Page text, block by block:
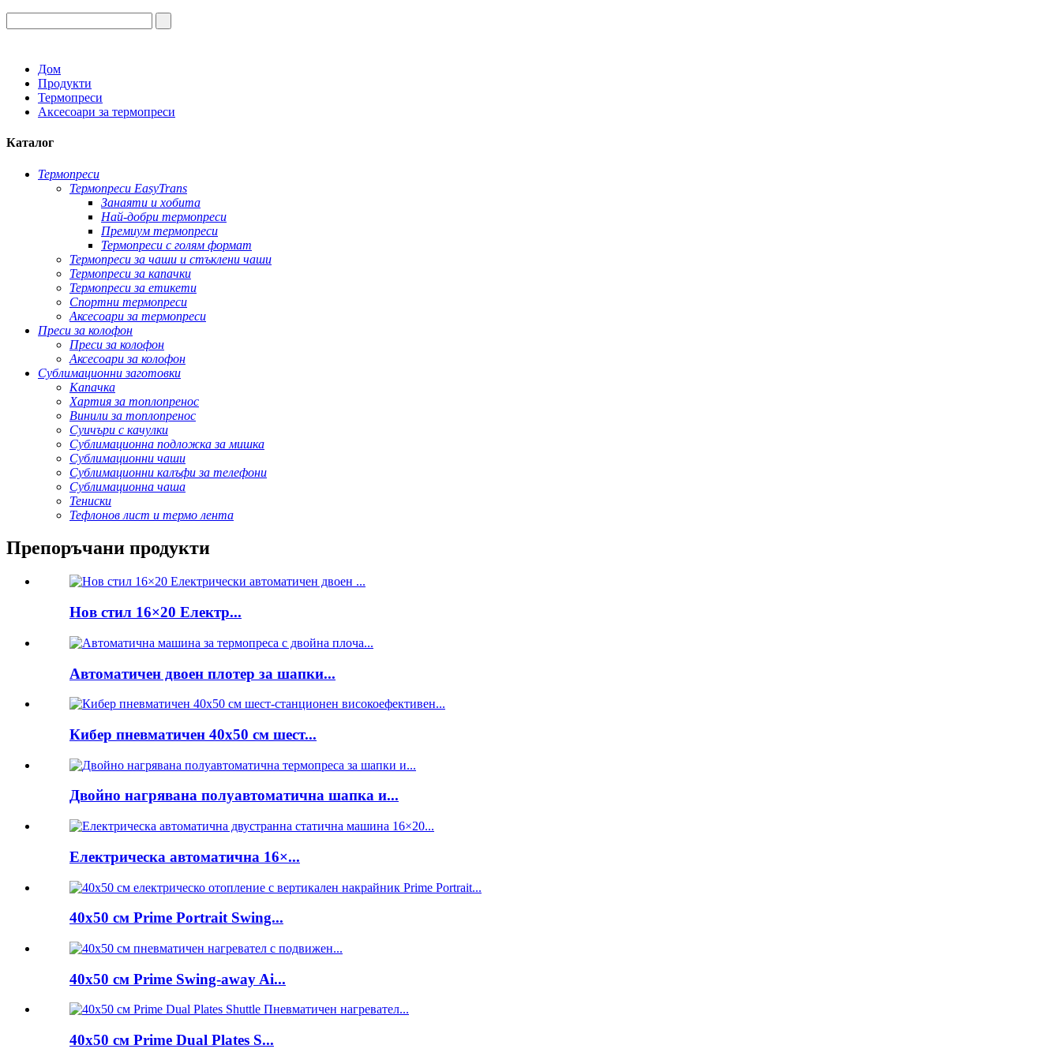
Дом
Продукти
Термопреси
Аксесоари за термопреси
Каталог
Термопреси
Термопреси EasyTrans
Занаяти и хобита
Най-добри термопреси
Премиум термопреси
Термопреси с голям формат
Термопреси за чаши и стъклени чаши
Термопреси за капачки
Термопреси за етикети
Спортни термопреси
Аксесоари за термопреси
Преси за колофон
Преси за колофон
Аксесоари за колофон
Сублимационни заготовки
Капачка
Хартия за топлопренос
Винили за топлопренос
Суичъри с качулки
Сублимационна подложка за мишка
Сублимационни чаши
Сублимационни калъфи за телефони
Сублимационна чаша
Тениски
Тефлонов лист и термо лента
Препоръчани продукти
Нов стил 16×20 Електр...
Автоматичен двоен плотер за шапки...
Кибер пневматичен 40x50 см шест...
Двойно нагрявана полуавтоматична шапка и...
Електрическа автоматична 16×...
40x50 см Prime Portrait Swing...
40x50 см Prime Swing-away Ai...
40x50 см Prime Dual Plates S...